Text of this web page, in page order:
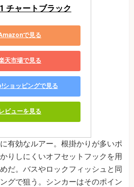
チャートブラック
で見る
天市場で見る
ショッピングで見る
レビューを見る
有効なルアー。根掛かりが多いポ
りしにくいオフセットフックを用
だ。バスやロックフィッシュと同
グで狙う。シンカーはそのポイン